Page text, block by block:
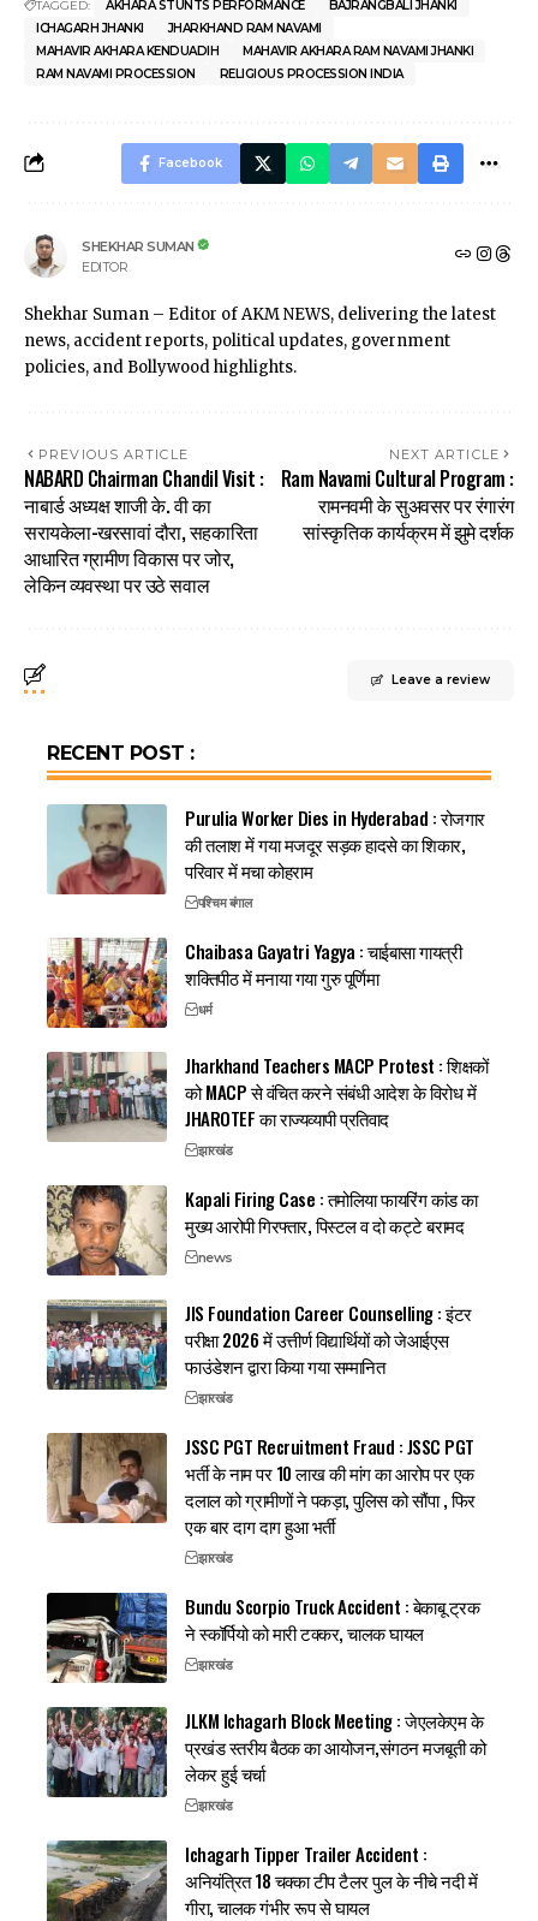
TAGGED: AKHARA STUNTS PERFORMANCE
BAJRANGBALI JHANKI
ICHAGARH JHANKI
JHARKHAND RAM NAVAMI
MAHAVIR AKHARA KENDUADIH
MAHAVIR AKHARA RAM NAVAMI JHANKI
RAM NAVAMI PROCESSION
RELIGIOUS PROCESSION INDIA
Facebook
SHEKHAR SUMAN
EDITOR
Shekhar Suman – Editor of AKM NEWS, delivering the latest
news, accident reports, political updates, government
policies, and Bollywood highlights.
PREVIOUS ARTICLE
NABARD Chairman Chandil Visit :
नाबार्ड अध्यक्ष शाजी के. वी का
सरायकेला-खरसावां दौरा, सहकारिता
आधारित ग्रामीण विकास पर जोर,
लेकिन व्यवस्था पर उठे सवाल
NEXT ARTICLE
Ram Navami Cultural Program :
रामनवमी के सुअवसर पर रंगारंग
सांस्कृतिक कार्यक्रम में झुमे दर्शक
Leave a review
RECENT POST :
Purulia Worker Dies in Hyderabad : रोजगार
की तलाश में गया मजदूर सड़क हादसे का शिकार,
परिवार में मचा कोहराम
पश्चिम बंगाल
Chaibasa Gayatri Yagya : चाईबासा गायत्री
शक्तिपीठ में मनाया गया गुरु पूर्णिमा
धर्म
Jharkhand Teachers MACP Protest : शिक्षकों
को MACP से वंचित करने संबंधी आदेश के विरोध में
JHAROTEF का राज्यव्यापी प्रतिवाद
झारखंड
Kapali Firing Case : तमोलिया फायरिंग कांड का
मुख्य आरोपी गिरफ्तार, पिस्टल व दो कट्टे बरामद
news
JIS Foundation Career Counselling : इंटर
परीक्षा 2026 में उत्तीर्ण विद्यार्थियों को जेआईएस
फाउंडेशन द्वारा किया गया सम्मानित
झारखंड
JSSC PGT Recruitment Fraud : JSSC PGT
भर्ती के नाम पर 10 लाख की मांग का आरोप पर एक
दलाल को ग्रामीणों ने पकड़ा, पुलिस को सौंपा , फिर
एक बार दाग दाग हुआ भर्ती
झारखंड
Bundu Scorpio Truck Accident : बेकाबू ट्रक
ने स्कॉर्पियो को मारी टक्कर, चालक घायल
झारखंड
JLKM Ichagarh Block Meeting : जेएलकेएम के
प्रखंड स्तरीय बैठक का आयोजन,संगठन मजबूती को
लेकर हुई चर्चा
झारखंड
Ichagarh Tipper Trailer Accident :
अनियंत्रित 18 चक्का टीप टैलर पुल के नीचे नदी में
गीरा, चालक गंभीर रूप से घायल